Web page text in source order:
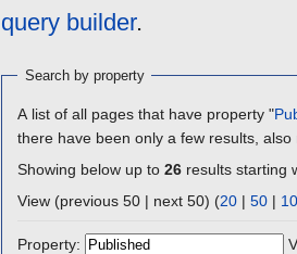
query builder.
Search by property
A list of all pages that have property "
there have been only a few results,
Showing below up to 26 results starting
View (previous 50 | next 50) (20 | 50 |
Property: